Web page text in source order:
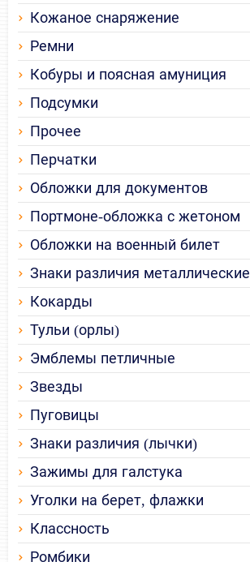
Кожаное снаряжение
Ремни
Кобуры и поясная амуниция
Подсумки
Прочее
Перчатки
Обложки для документов
Портмоне-обложка с жетоном
Обложки на военный билет
Знаки различия металлические
Кокарды
Тульи (орлы)
Эмблемы петличные
Звезды
Пуговицы
Знаки различия (лычки)
Зажимы для галстука
Уголки на берет, флажки
Классность
Ромбики